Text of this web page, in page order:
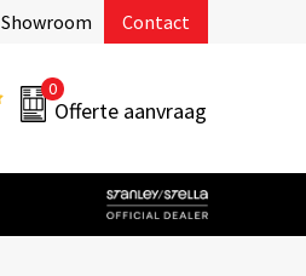
Showroom Contact
0
Offerte aanvraag